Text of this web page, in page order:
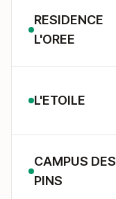
RESIDENCE
L'OREE
L'ETOILE
CAMPUS DES
PINS